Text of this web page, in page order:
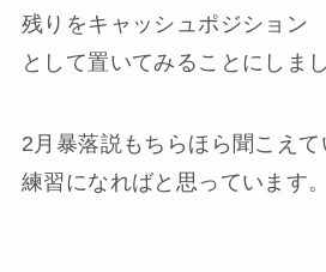
残りをキャッシュポジション
として置いてみることにしまし
2月暴落説もちらほら聞こえ
練習になればと思っています。